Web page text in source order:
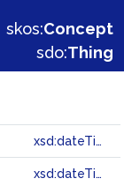
skos:Concept
sdo:Thing
xsd:dateTime
xsd:dateTime